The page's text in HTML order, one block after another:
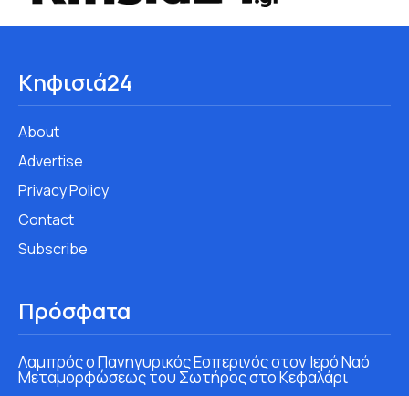
Κηφισιά24
About
Advertise
Privacy Policy
Contact
Subscribe
Πρόσφατα
Λαμπρός ο Πανηγυρικός Εσπερινός στον Ιερό Ναό
Μεταμορφώσεως του Σωτήρος στο Κεφαλάρι